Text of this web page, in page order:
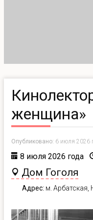
женщина»
Опубликовано: 6 июля 2026
8 июля 2026 года
Дом Гоголя
Адрес: м. Арбатская,